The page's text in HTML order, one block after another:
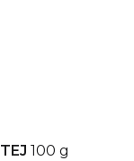
TEJ 100 g